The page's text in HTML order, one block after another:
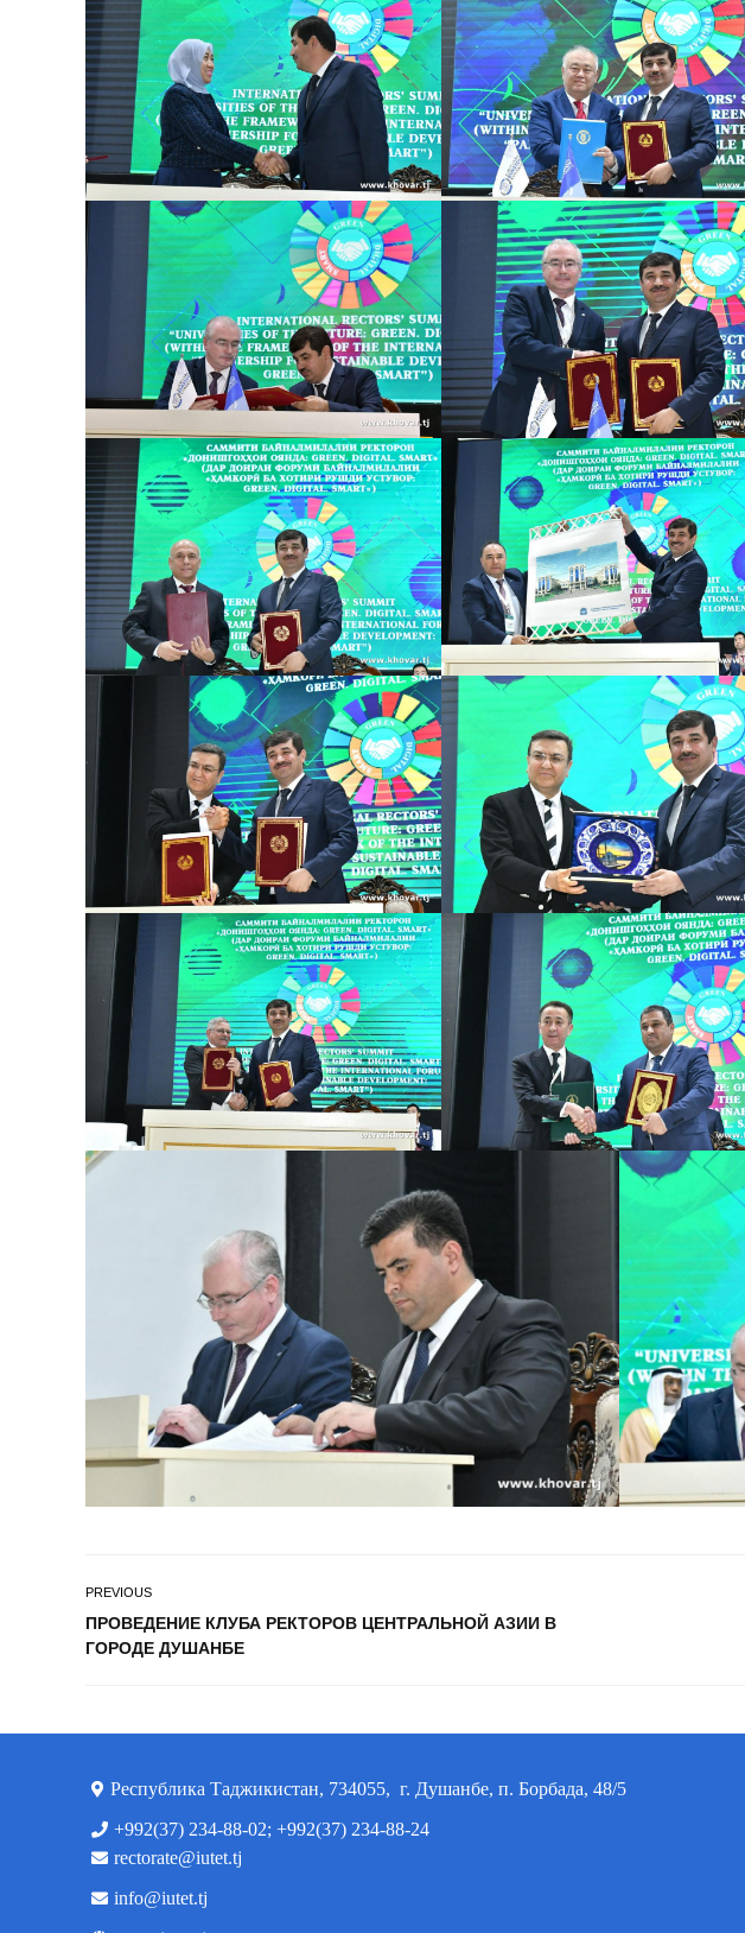
PREVIOUS
ПРОВЕДЕНИЕ КЛУБА РЕКТОРОВ ЦЕНТРАЛЬНОЙ АЗИИ В
ГОРОДЕ ДУШАНБЕ
Республика Таджикистан, 734055, г. Душанбе, п. Борбада, 48/5
+992(37) 234-88-02; +992(37) 234-88-24
rectorate@iutet.tj
info@iutet.tj